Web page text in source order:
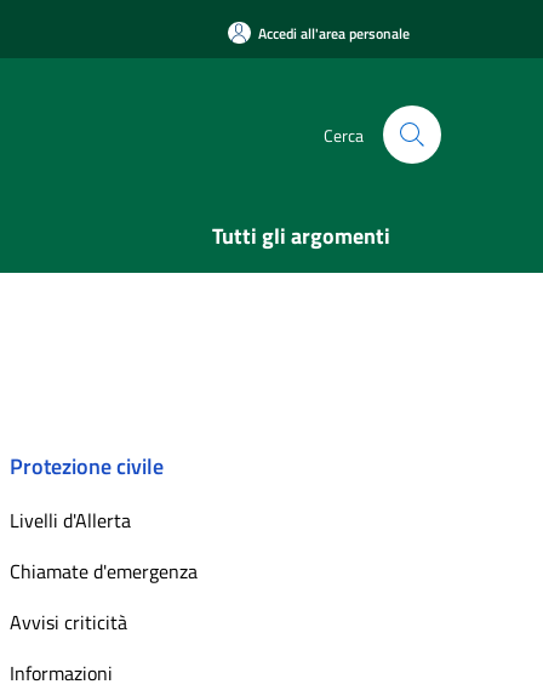
Accedi all'area personale
Cerca
Tutti gli argomenti
Protezione civile
Livelli d'Allerta
Chiamate d'emergenza
Avvisi criticità
Informazioni